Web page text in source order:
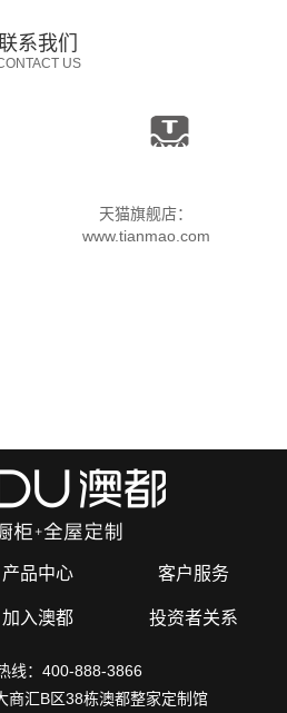
系我们
US
天猫旗舰店：
www.tianmao.com
产品中心 客户服务
加入澳都 投资者关系
线：400-888-3866
商汇B区38栋澳都整家定制馆